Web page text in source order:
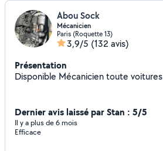
Abou Sock
Mécanicien
Paris (Roquette 13)
3,9/5 (132 avis)
Présentation
Disponible Mécanicien toute voitures
Dernier avis laissé par Stan : 5/5
Il y a plus de 6 mois
Efficace